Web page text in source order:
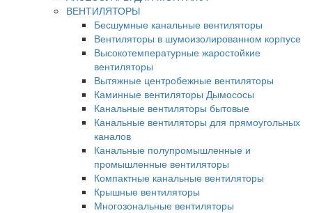
ВЕНТИЛЯТОРЫ
Бесшумные канальные вентиляторы
Вентиляторы в шумоизолированном корпусе
Высокотемпературные жаростойкие
вентиляторы
Вытяжные центробежные вентиляторы
Каминные вентиляторы Дымососы
Канальные вентиляторы бытовые
Канальные вентиляторы для прямоугольных
каналов
Канальные полупромышленные и
промышленные вентиляторы
Компактные канальные вентиляторы
Крышные вентиляторы
Многозональные вентиляторы